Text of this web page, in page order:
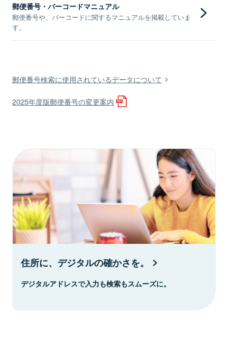
郵便番号・バーコードマニュアル
郵便番号や、バーコードに関するマニュアルを掲載していま
す。
郵便番号検索に使用されているデータについて
2025年度版郵便番号の変更案内
住所に、デジタルの確かさを。
デジタルアドレスで入力も検索もスムーズに。